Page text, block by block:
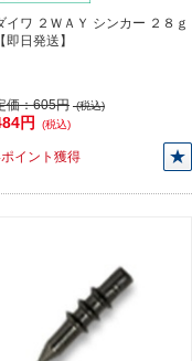
イワ ２ＷＡＹ シンカー ２８ｇ
【即日発送】
価：605円 (税込)
円 (税込)
イント獲得